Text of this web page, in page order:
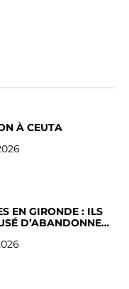
À CEUTA
EN GIRONDE : ILS
D’ABANDONNER